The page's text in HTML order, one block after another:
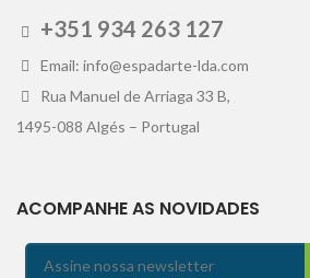
+351 934 263 127
Email: info@espadarte-lda.com
Rua Manuel de Arriaga 33 B,
1495-088 Algés – Portugal
ACOMPANHE AS NOVIDADES